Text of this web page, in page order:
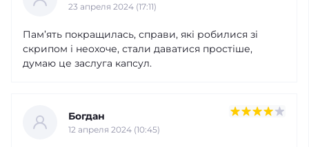
23 апреля 2024 (17:11)
Пам’ять покращилась, справи, які робилися зі
скрипом і неохоче, стали даватися простіше,
думаю це заслуга капсул.
Богдан
12 апреля 2024 (10:45)